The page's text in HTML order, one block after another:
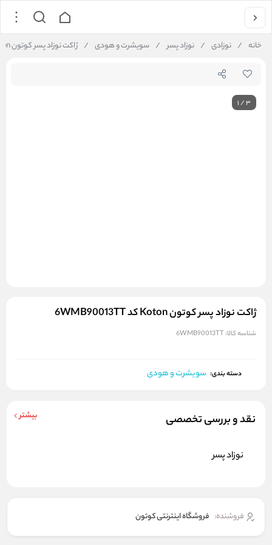
خانه / نوزادی / نوزاد پسر / سویشرت و هودی / ژاکت نوزاد پسر کوتون Koton کد 6WMB90013TT
1/3
ژاکت نوزاد پسر کوتون Koton کد 6WMB90013TT
شناسه کالا:6WMB90013TT
دسته بندی: سویشرت و هودی
نقد و بررسی تخصصی بیشتر
نوزاد پسر
فروشنده: فروشگاه اینترنتی کوتون